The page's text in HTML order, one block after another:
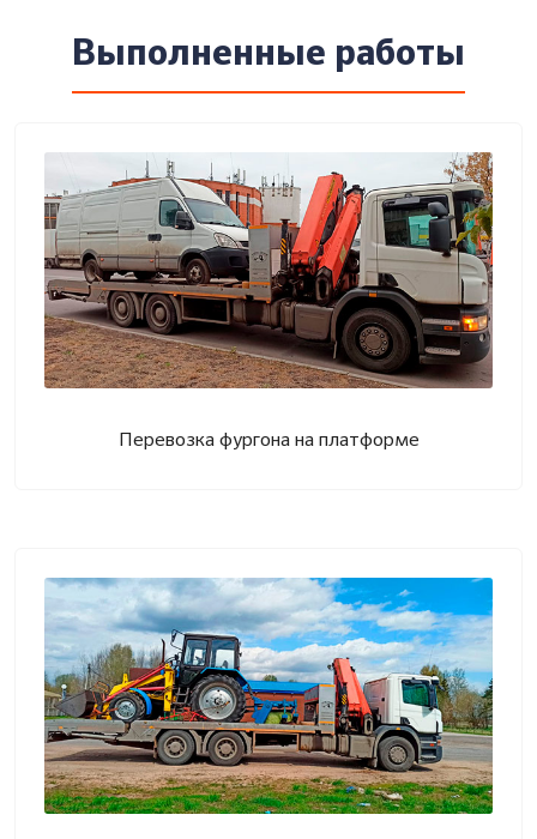
Выполненные работы
Перевозка фургона на платформе